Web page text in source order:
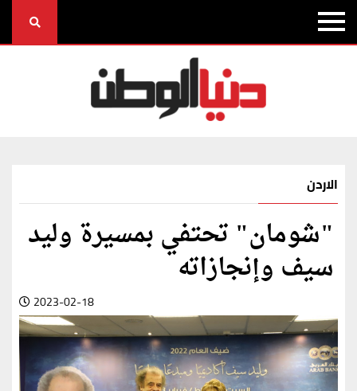
الاردن
"شومان" تحتفي بمسيرة وليد
سيف وإنجازاته
2023-02-18